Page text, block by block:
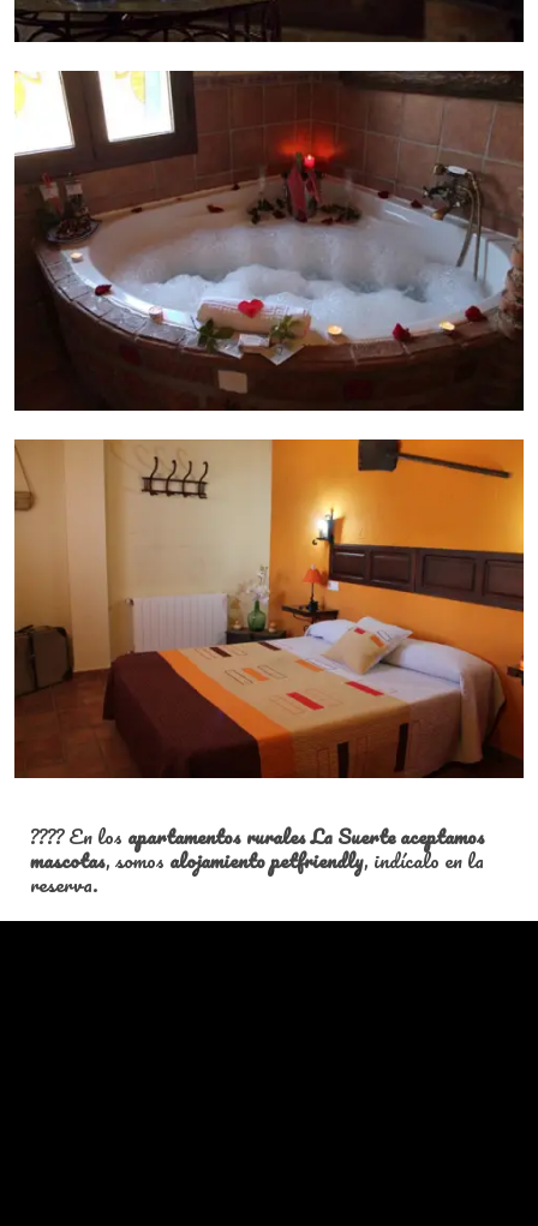
???? En los apartamentos rurales La Suerte aceptamos
mascotas, somos alojamiento petfriendly, indícalo en la
reserva.